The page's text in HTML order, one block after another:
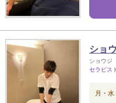
ショ
ショウジ
セラピス
月・